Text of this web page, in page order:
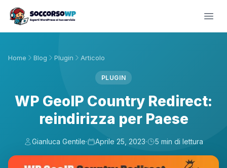
Home Blog Plugin Articolo
PLUGIN
WP GeoIP Country Redirect:
reindirizza per Paese
Gianluca Gentile· Aprile 25, 2023· 5 min di lettura